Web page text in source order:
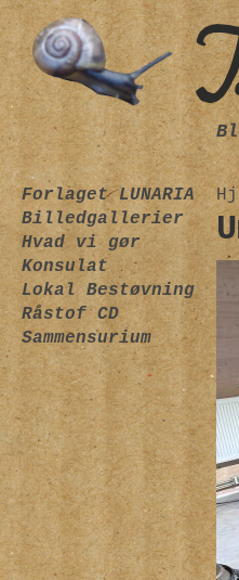
Forlaget LUNARIA
Billedgallerier
Hvad vi gør
Konsulat
Lokal Bestøvning
Råstof CD
Sammensurium